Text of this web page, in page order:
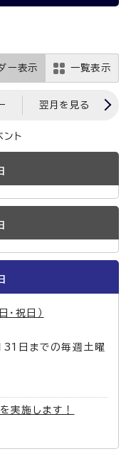
ー表示 一覧表示
翌月を見る
ト
・祝日）
日までの毎週土曜
実施します！